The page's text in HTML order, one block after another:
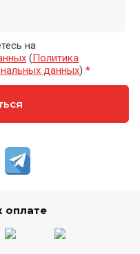
на
(Политика
данных) *
оплате